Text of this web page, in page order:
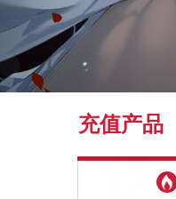
充值产品